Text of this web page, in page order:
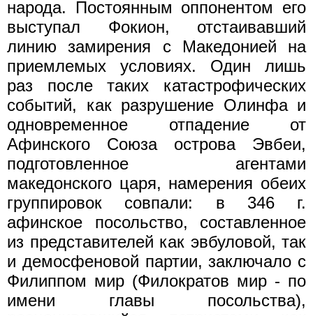
наро­да. Постоянным оппонентом его
выступал Фокион, отстаивавший
линию замирения с Македонией на
приемлемых условиях. Один лишь
раз после таких катастрофических
событий, как разрушение Олинфа и
одновременное отпадение от
Афинского Союза острова Эвбеи,
подготовленное агентами
македонского царя, намерения обеих
группировок совпали: в 346 г.
афинское посольство, составленное
из представителей как эвбуловой, так
и демосфеновой партии, заключало с
Филиппом мир (Филократов мир - по
имени главы посольства),